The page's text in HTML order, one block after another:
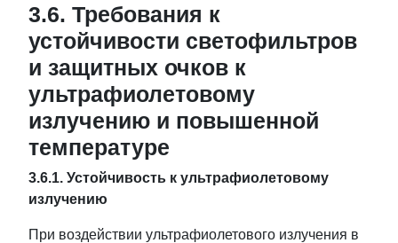
3.6. Требования к
устойчивости светофильтров
и защитных очков к
ультрафиолетовому
излучению и повышенной
температуре
3.6.1. Устойчивость к ультрафиолетовому
излучению
При воздействии ультрафиолетового излучения в